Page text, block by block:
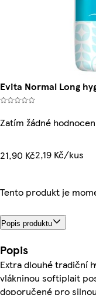
Evita Normal Long
Zatím žádné
21,90 Kč2,19 Kč/kus
Tento produkt je
Popis produktu
Popis
Extra dlouhé tradiční
vlákninou softiplait
doporučené pro